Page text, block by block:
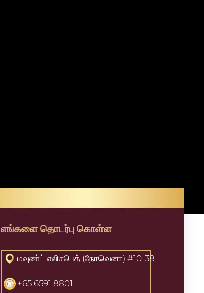
எங்களை தொடர்பு கொள்ள
மவுண்ட் எலிசபெத் (நோவெனா) #10-38
+65 6591 8801